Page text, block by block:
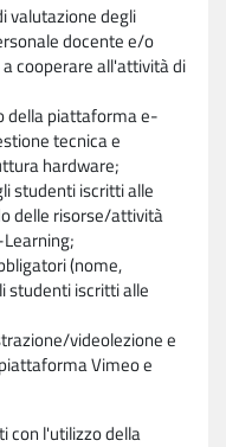
valutazione degli
docente e/o
cooperare all'attività di
della piattaforma e-
tecnica e
hardware;
studenti iscritti alle
delle risorse/attività
(nome,
studenti iscritti alle
videolezione e
Vimeo e
con l'utilizzo della